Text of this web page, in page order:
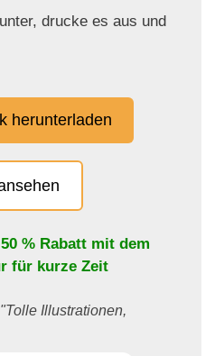
drucke es aus und
herunterladen
% Rabatt mit dem
für kurze Zeit
Illustrationen,